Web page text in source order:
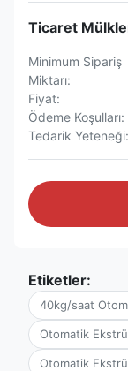
Ticaret
Minimum Sipariş
Miktarı:
Fiyat:
Ödeme Koşulları:
Tedarik Yeteneği:
Etiketler:
40kg/saat
Otomatik
Otomatik